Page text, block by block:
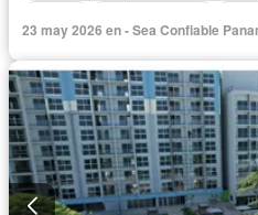
Seguridad
Piscina Agua
23 may 2026 en - Sea Confiable